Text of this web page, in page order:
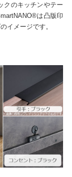
クのキッチンやテー
は凸版印
イメージです。